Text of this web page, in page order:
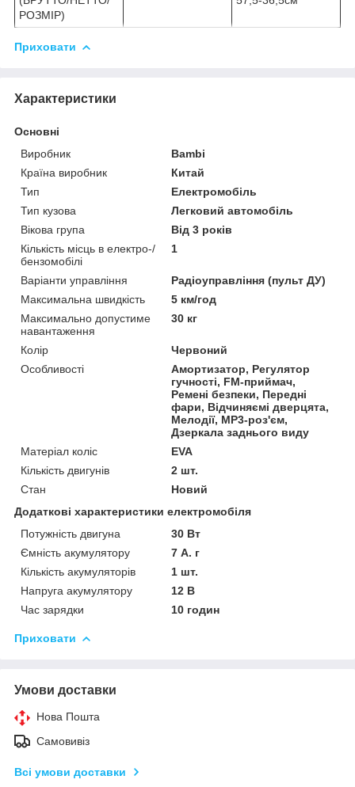
РОЗМІР)
Приховати
Характеристики
Основні
Виробник
Bambi
Країна виробник
Китай
Тип
Електромобіль
Тип кузова
Легковий автомобіль
Вікова група
Від 3 років
Кількість місць в електро-/
бензомобілі
1
Варіанти управління
Радіоуправління (пульт ДУ)
Максимальна швидкість
5 км/год
Максимально допустиме
навантаження
30 кг
Колір
Червоний
Особливості
Амортизатор, Регулятор
гучності, FM-приймач,
Ремені безпеки, Передні
фари, Відчиняємі дверцята,
Мелодії, MP3-роз'єм,
Дзеркала заднього виду
Матеріал коліс
EVA
Кількість двигунів
2 шт.
Стан
Новий
Додаткові характеристики електромобіля
Потужність двигуна
30 Вт
Ємність акумулятору
7 А. г
Кількість акумуляторів
1 шт.
Напруга акумулятору
12 В
Час зарядки
10 годин
Приховати
Умови доставки
Нова Пошта
Самовивіз
Всі умови доставки